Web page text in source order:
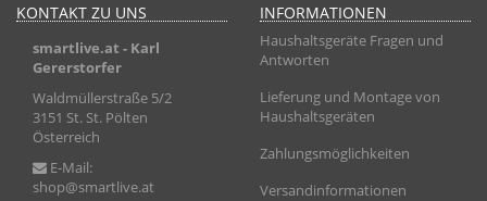
KONTAKT ZU UNS
smartlive.at - Karl
Gererstorfer
Waldmüllerstraße 5/2
3151 St. St. Pölten
Österreich
E-Mail:
shop@smartlive.at
INFORMATIONEN
Haushaltsgeräte Fragen und
Antworten
Lieferung und Montage von
Haushaltsgeräten
Zahlungsmöglichkeiten
Versandinformationen